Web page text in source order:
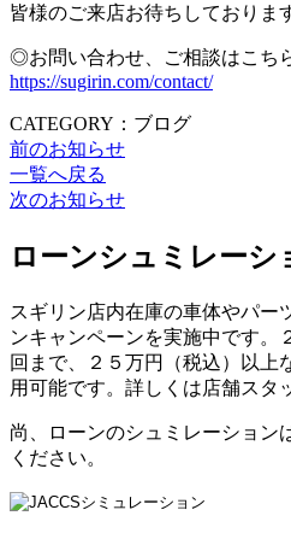
皆様のご来店お待ちしておりま
◎お問い合わせ、ご相談はこち
https://sugirin.com/contact/
CATEGORY：ブログ
前のお知らせ
一覧へ戻る
次のお知らせ
ローンシュミレーシ
スギリン店内在庫の車体やパー
ンキャンペーンを実施中です。
回まで、２５万円（税込）以上
用可能です。詳しくは店舗スタ
尚、ローンのシュミレーション
ください。